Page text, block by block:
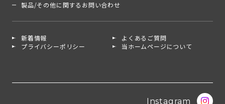
製品/その他に関するお問い合わせ
新着情報
よくあるご質問
プライバシーポリシー
当ホームページについて
Instagram